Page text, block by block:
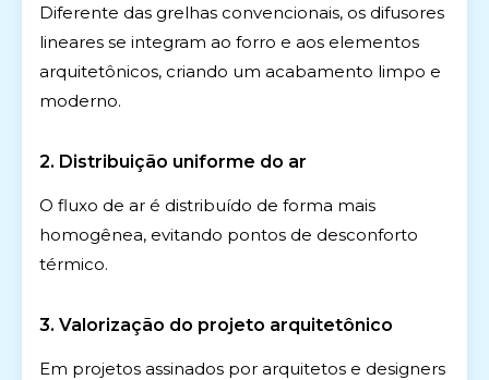
Diferente das grelhas convencionais, os difusores
lineares se integram ao forro e aos elementos
arquitetônicos, criando um acabamento limpo e
moderno.
2. Distribuição uniforme do ar
O fluxo de ar é distribuído de forma mais
homogênea, evitando pontos de desconforto
térmico.
3. Valorização do projeto arquitetônico
Em projetos assinados por arquitetos e designers